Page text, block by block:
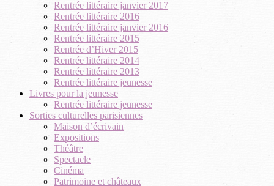
Rentrée littéraire janvier 2017
Rentrée littéraire 2016
Rentrée littéraire janvier 2016
Rentrée littéraire 2015
Rentrée d’Hiver 2015
Rentrée littéraire 2014
Rentrée littéraire 2013
Rentrée littéraire jeunesse
Livres pour la jeunesse
Rentrée littéraire jeunesse
Sorties culturelles parisiennes
Maison d’écrivain
Expositions
Théâtre
Spectacle
Cinéma
Patrimoine et châteaux